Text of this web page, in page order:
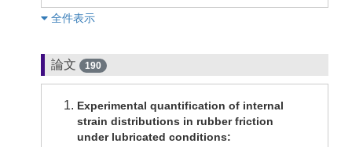
︎全件表示
論文 190
Experimental quantification of internal
strain distributions in rubber friction
under lubricated conditions: